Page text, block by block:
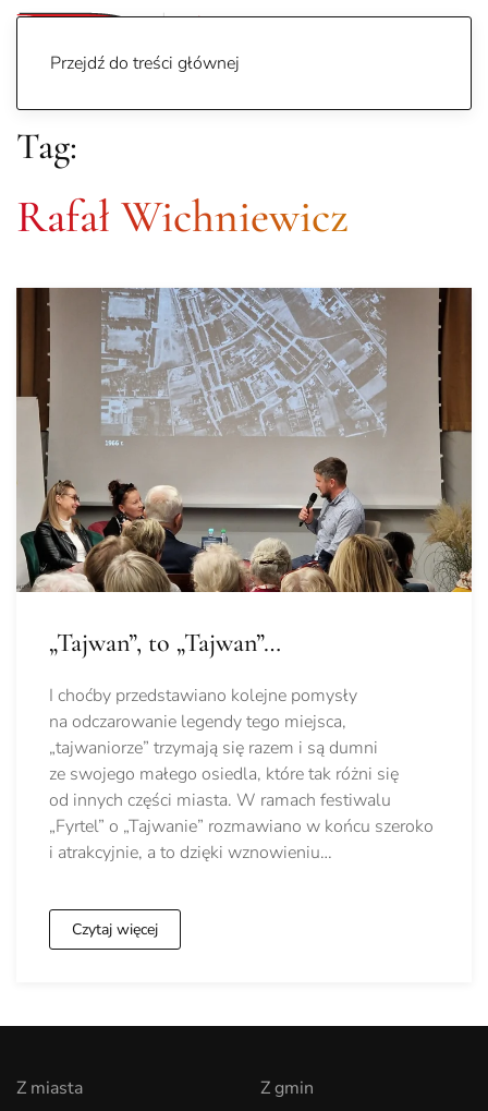
Przejdź do treści głównej
Tag:
Rafał Wichniewicz
„Tajwan”, to „Tajwan”…
I choćby przedstawiano kolejne pomysły
na odczarowanie legendy tego miejsca,
„tajwaniorze” trzymają się razem i są dumni
ze swojego małego osiedla, które tak różni się
od innych części miasta. W ramach festiwalu
„Fyrtel” o „Tajwanie” rozmawiano w końcu szeroko
i atrakcyjnie, a to dzięki wznowieniu…
Czytaj więcej
Z miasta
Z gmin